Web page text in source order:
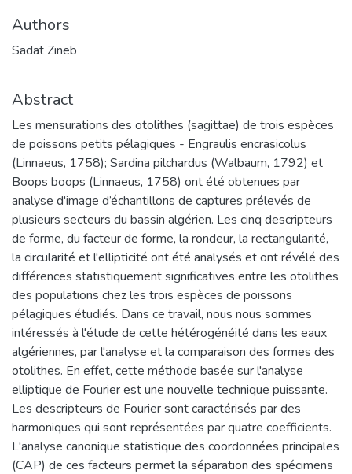
Authors
Sadat Zineb
Abstract
Les mensurations des otolithes (sagittae) de trois espèces
de poissons petits pélagiques - Engraulis encrasicolus
(Linnaeus, 1758); Sardina pilchardus (Walbaum, 1792) et
Boops boops (Linnaeus, 1758) ont été obtenues par
analyse d'image d’échantillons de captures prélevés de
plusieurs secteurs du bassin algérien. Les cinq descripteurs
de forme, du facteur de forme, la rondeur, la rectangularité,
la circularité et l'ellipticité ont été analysés et ont révélé des
différences statistiquement significatives entre les otolithes
des populations chez les trois espèces de poissons
pélagiques étudiés. Dans ce travail, nous nous sommes
intéressés à l'étude de cette hétérogénéité dans les eaux
algériennes, par l'analyse et la comparaison des formes des
otolithes. En effet, cette méthode basée sur l'analyse
elliptique de Fourier est une nouvelle technique puissante.
Les descripteurs de Fourier sont caractérisés par des
harmoniques qui sont représentées par quatre coefficients.
L'analyse canonique statistique des coordonnées principales
(CAP) de ces facteurs permet la séparation des spécimens